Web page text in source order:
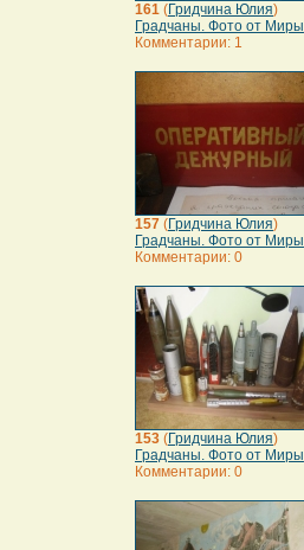
161 (Гридчина Юлия)
Градчаны. Фото от Миры
Комментарии: 1
157 (Гридчина Юлия)
Градчаны. Фото от Миры
Комментарии: 0
153 (Гридчина Юлия)
Градчаны. Фото от Миры
Комментарии: 0